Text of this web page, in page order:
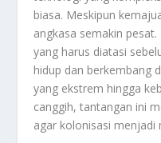
biasa. Meskipun
angkasa semakin
yang harus diatasi
hidup dan berkembang
yang ekstrem hingga
canggih, tantangan ini
agar kolonisasi menjadi